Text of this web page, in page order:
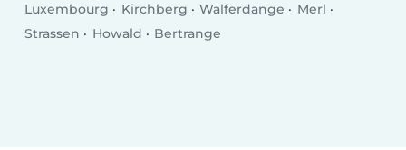
Luxembourg Kirchberg Walferdange
Merl
Strassen
Howald Bertrange